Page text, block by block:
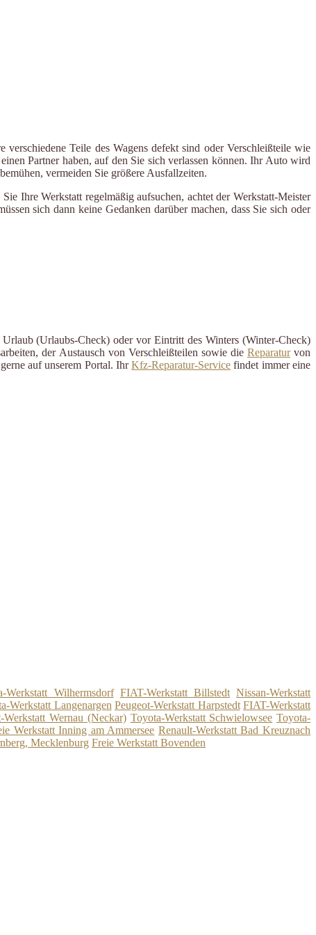
Teile des Wagens defekt sind oder Verschleißteile wie
Partner haben, auf den Sie sich verlassen können. Ihr Auto wird
vermeiden Sie größere Ausfallzeiten.
Ihre Werkstatt regelmäßig aufsuchen, achtet der Werkstatt-Meister
sich dann keine Gedanken darüber machen, dass Sie sich oder
(Urlaubs-Check) oder vor Eintritt des Winters (Winter-Check)
der Austausch von Verschleißteilen sowie die Reparaturvon
auf unserem Portal. IhrKfz-Reparatur-Service findet immer eine
Werkstatt Wilhermsdorf FIAT-Werkstatt Billstedt Nissan-Werkstatt
Werkstatt Langenargen Peugeot-Werkstatt Harpstedt FIAT-Werkstatt
Werkstatt Wernau (Neckar) Toyota-Werkstatt Schwielowsee Toyota-
Werkstatt Inning am Ammersee Renault-Werkstatt Bad Kreuznach
Mecklenburg Freie Werkstatt Bovenden